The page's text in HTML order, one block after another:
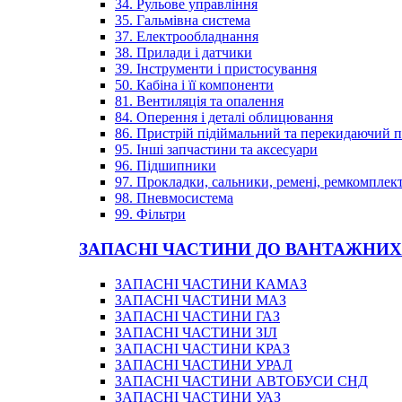
34. Рульове управління
35. Гальмівна система
37. Електрообладнання
38. Прилади і датчики
39. Інструменти і пристосування
50. Кабіна і її компоненти
81. Вентиляція та опалення
84. Оперення і деталі облицювання
86. Пристрій підіймальний та перекидаючий
95. Інші запчастини та аксесуари
96. Підшипники
97. Прокладки, сальники, ремені,
98. Пневмосистема
99. Фільтри
ЗАПАСНІ ЧАСТИНИ ДО
ЗАПАСНІ ЧАСТИНИ КАМАЗ
ЗАПАСНІ ЧАСТИНИ МАЗ
ЗАПАСНІ ЧАСТИНИ ГАЗ
ЗАПАСНІ ЧАСТИНИ ЗІЛ
ЗАПАСНІ ЧАСТИНИ КРАЗ
ЗАПАСНІ ЧАСТИНИ УРАЛ
ЗАПАСНІ ЧАСТИНИ АВТОБУСИ СНД
ЗАПАСНІ ЧАСТИНИ УАЗ